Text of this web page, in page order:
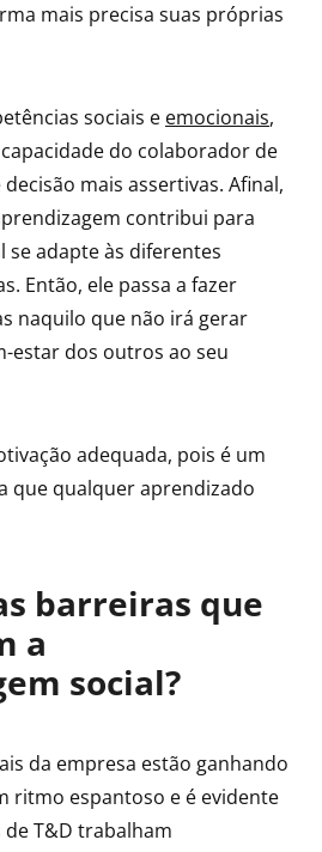
mais precisa suas próprias
sociais e emocionais,
do colaborador de
mais assertivas. Afinal,
contribui para
se adapte às diferentes
Então, ele passa a fazer
naquilo que não irá gerar
estar dos outros ao seu
adequada, pois é um
que qualquer aprendizado
barreiras que
a
social?
da empresa estão ganhando
ritmo espantoso e é evidente
T&D trabalham